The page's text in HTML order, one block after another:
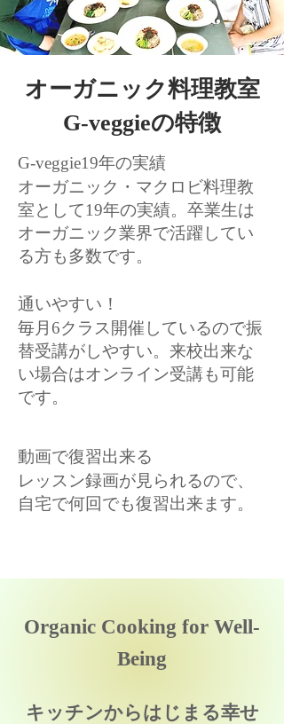
オーガニック料理教室
G-veggieの特徴
G-veggie19年の実績
オーガニック・マクロビ料理教
室として19年の実績。卒業生は
オーガニック業界で活躍してい
る方も多数です。
通いやすい！
毎月6クラス開催しているので振
替受講がしやすい。来校出来な
い場合はオンライン受講も可能
です。
動画で復習出来る
レッスン録画が見られるので、
自宅で何回でも復習出来ます。
Organic Cooking for Well-
Being
​キッチンからはじまる幸せ